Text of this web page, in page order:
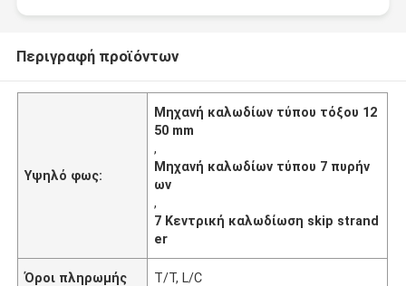
Περιγραφή προϊόντων
Υψηλό φως:
Μηχανή καλωδίων τύπου τόξου 12
50 mm
,
Μηχανή καλωδίων τύπου 7 πυρήν
ων
,
7 Κεντρική καλωδίωση skip strand
er
Όροι πληρωμής T/T, L/C